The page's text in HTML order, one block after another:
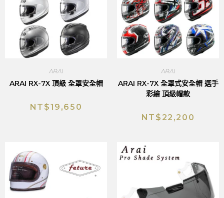
ARAI
ARAI RX-7X 頂級 全罩安全帽
NT$19,650
ARAI
ARAI RX-7X 全罩式安全帽 選手
彩繪 頂級帽款
NT$ 22,200